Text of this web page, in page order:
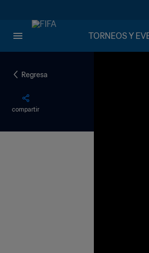
TORNEOS Y
Regresa
compartir